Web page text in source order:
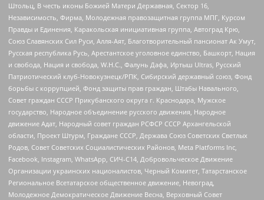
Штольц, В честь иконы Божией Матери Державная, Сектор 16,
Независимость, Фирма, Молодежная правозащитная группа МПГ, Курсом
Правды и Единения, Каракольская инициативная группа, Автоград Крю,
Союз Славянских Сил Руси, Алля-Аят, Благотворительный пансионат Ак Умут,
Русская республика Русь, Арестантское уголовное единство, Башкорт, Нация
и свобода, Нация и свобода, W.H.С., Фалунь Дафа, Иртыш Ultras, Русский
Патриотический клуб-Новокузнецк/РПК, Сибирский державный союз, Фонд
борьбы с коррупцией, Фонд защиты прав граждан, Штабы Навального,
Совет граждан СССР Прикубанского округа г. Краснодара, Мужское
государство, Народное объединение русского движения, Народное
движение Адат, Народный совет граждан РСФСР СССР Архангельской
области, Проект Штурм, Граждане СССР, Держава Союз Советских Светлых
Родов, Совет Советских Социалистических Районов, Meta Platforms Inc,
Facebook, Instagram, WhatsApp, СИЧ-С14, Добровольческое Движение
Организации украинских националистов, Черный Комитет, Татарстанское
Региональное Всетатарское общественное движение, Невоград,
Молодежное Демократическое Движение Весна, Верховный Совет